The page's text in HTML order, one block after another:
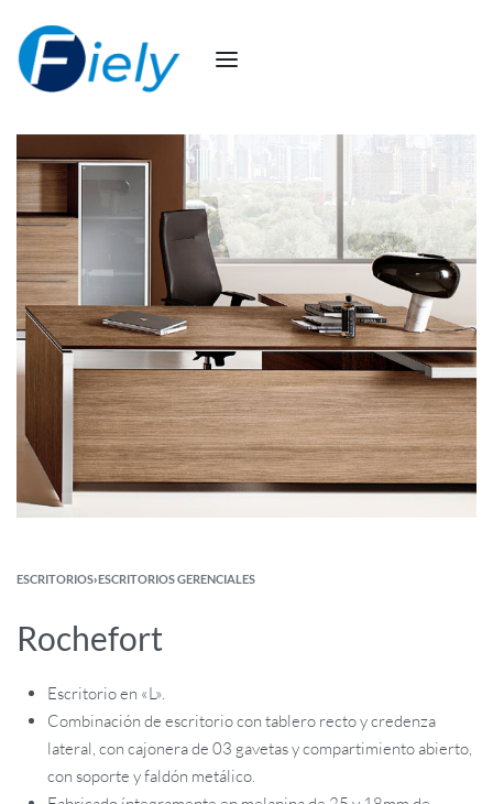
ESCRITORIOS›ESCRITORIOS GERENCIALES
Rochefort
Escritorio en «L».
Combinación de escritorio con tablero recto y credenza
lateral, con cajonera de 03 gavetas y compartimiento abierto,
con soporte y faldón metálico.